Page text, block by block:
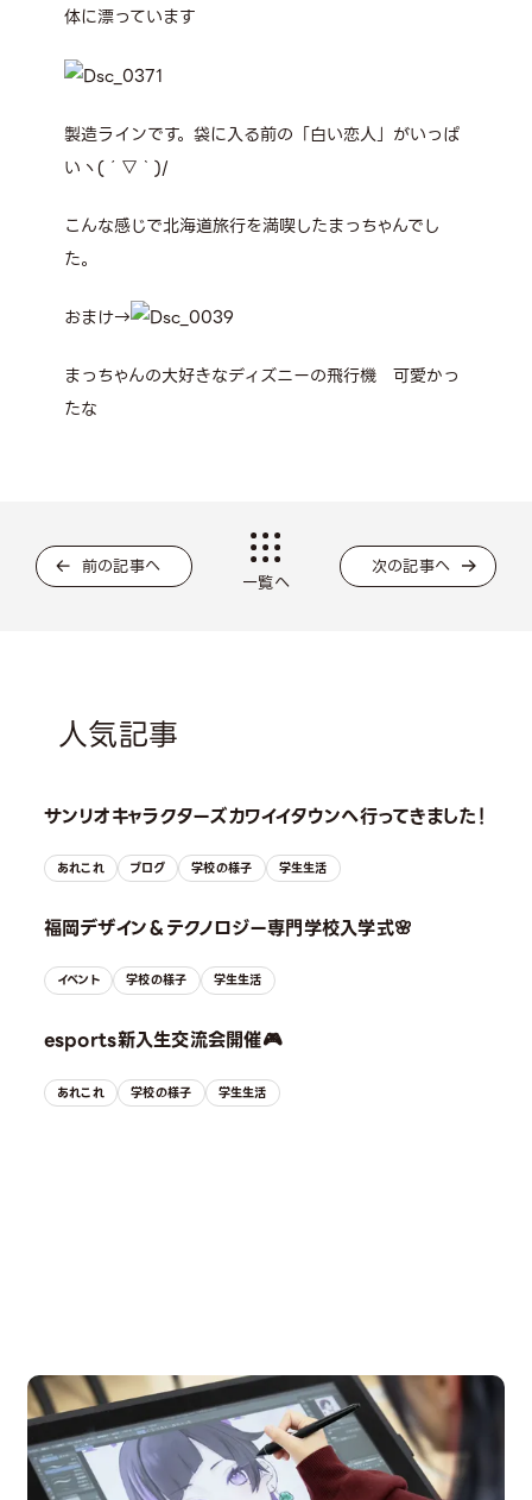
体に漂っています
製造ラインです。袋に入る前の「白い恋人」がいっぱ
いヽ(´▽｀)/
こんな感じで北海道旅行を満喫したまっちゃんでし
た。
おまけ→
まっちゃんの大好きなディズニーの飛行機 可愛かっ
たな
前の記事へ
一覧へ
次の記事へ
人気記事
サンリオキャラクターズカワイイタウンへ行ってきました！
あれこれ ブログ 学校の様子 学生生活
福岡デザイン＆テクノロジー専門学校入学式🌸
イベント 学校の様子 学生生活
esports新入生交流会開催🎮
あれこれ 学校の様子 学生生活